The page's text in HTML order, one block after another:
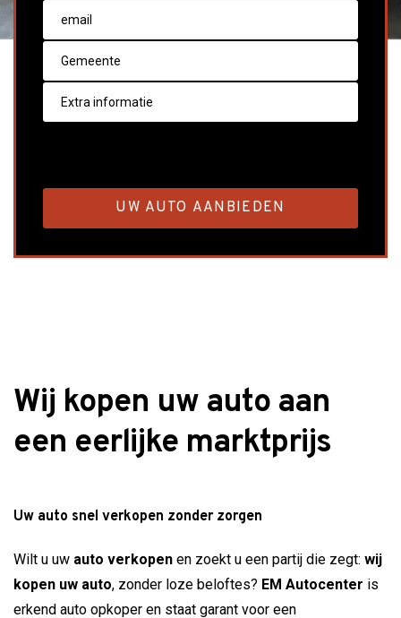
Wij kopen uw auto aan
een eerlijke marktprijs
Uw auto snel verkopen zonder zorgen
Wilt u uw auto verkopen en zoekt u een partij die zegt: wij
kopen uw auto, zonder loze beloftes? EM Autocenter is
erkend auto opkoper en staat garant voor een